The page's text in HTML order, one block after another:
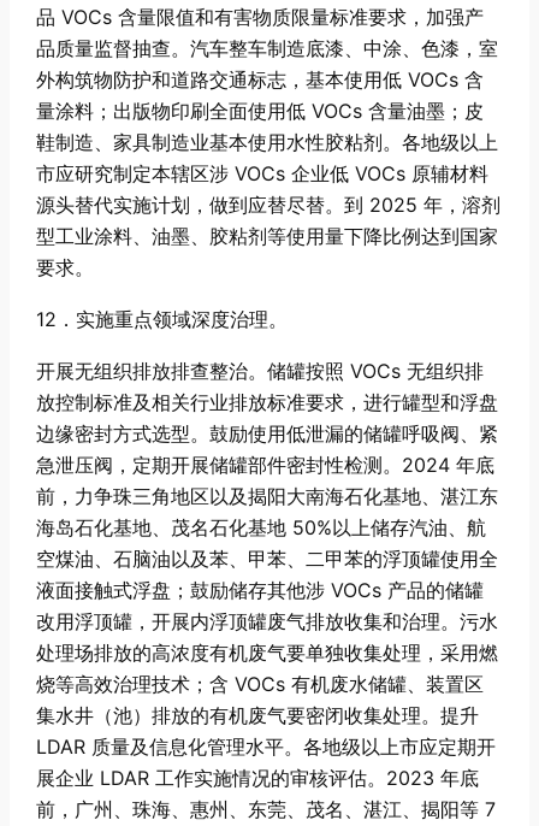
品 VOCs 含量限值和有害物质限量标准要求，加强产
品质量监督抽查。汽车整车制造底漆、中涂、色漆，室
外构筑物防护和道路交通标志，基本使用低 VOCs 含
量涂料；出版物印刷全面使用低 VOCs 含量油墨；皮
鞋制造、家具制造业基本使用水性胶粘剂。各地级以上
市应研究制定本辖区涉 VOCs 企业低 VOCs 原辅材料
源头替代实施计划，做到应替尽替。到 2025 年，溶剂
型工业涂料、油墨、胶粘剂等使用量下降比例达到国家
要求。
12．实施重点领域深度治理。
开展无组织排放排查整治。储罐按照 VOCs 无组织排
放控制标准及相关行业排放标准要求，进行罐型和浮盘
边缘密封方式选型。鼓励使用低泄漏的储罐呼吸阀、紧
急泄压阀，定期开展储罐部件密封性检测。2024 年底
前，力争珠三角地区以及揭阳大南海石化基地、湛江东
海岛石化基地、茂名石化基地 50%以上储存汽油、航
空煤油、石脑油以及苯、甲苯、二甲苯的浮顶罐使用全
液面接触式浮盘；鼓励储存其他涉 VOCs 产品的储罐
改用浮顶罐，开展内浮顶罐废气排放收集和治理。污水
处理场排放的高浓度有机废气要单独收集处理，采用燃
烧等高效治理技术；含 VOCs 有机废水储罐、装置区
集水井（池）排放的有机废气要密闭收集处理。提升
LDAR 质量及信息化管理水平。各地级以上市应定期开
展企业 LDAR 工作实施情况的审核评估。2023 年底
前，广州、珠海、惠州、东莞、茂名、湛江、揭阳等 7